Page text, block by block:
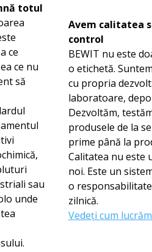
totul
ce
ce nu
să
sau
unde
Avem calitatea
control
BEWIT nu este
o etichetă.
cu propria
laboratoare,
Dezvoltăm,
produsele de la
prime până la
Calitatea nu este
noi. Este un
o
zilnică.
Vedeți cum